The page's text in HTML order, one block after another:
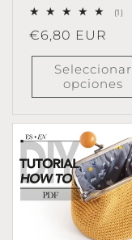
(1)
Precio
habitual
€6,80 EUR
Seleccionar
opciones